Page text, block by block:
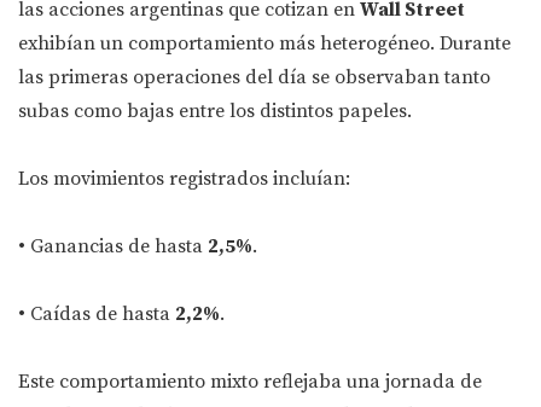
las acciones argentinas que cotizan en Wall Street
exhibían un comportamiento más heterogéneo. Durante
las primeras operaciones del día se observaban tanto
subas como bajas entre los distintos papeles.
Los movimientos registrados incluían:
• Ganancias de hasta 2,5%.
• Caídas de hasta 2,2%.
Este comportamiento mixto reflejaba una jornada de